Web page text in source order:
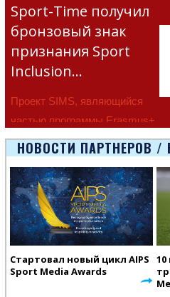
Sport-Time получил
бронзовый знак
признания Sport
Inclusion…
Проект SIMS, являющийся
частью программы Erasmus+
Европейско
НОВОСТИ ПАРТНЕРОВ
Стартовал новый цикл AIPS
Sport Media Awards